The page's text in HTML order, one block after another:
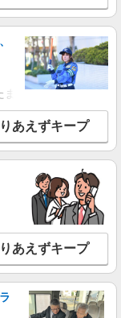
市岩槻区・久喜市・
あえずキープ
あえずキープ